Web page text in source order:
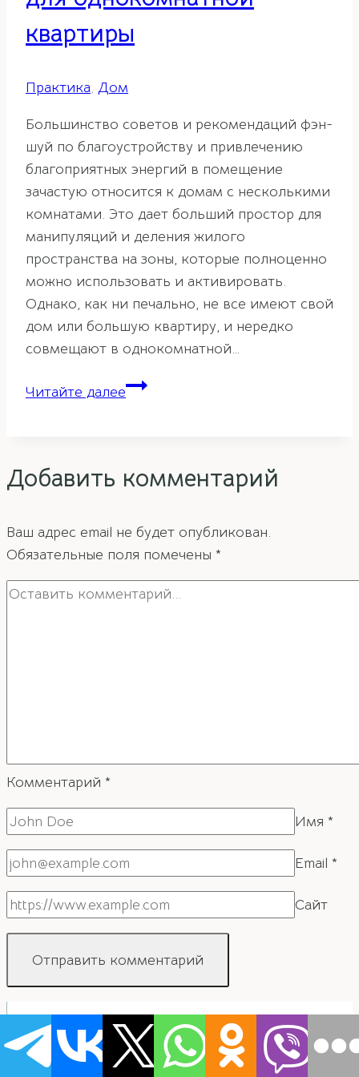
квартиры
Практика, Дом
Большинство советов и рекомендаций фэн-
шуй по благоустройству и привлечению
благоприятных энергий в помещение
зачастую относится к домам с несколькими
комнатами. Это дает больший простор для
манипуляций и деления жилого
пространства на зоны, которые полноценно
можно использовать и активировать.
Однако, как ни печально, не все имеют свой
дом или большую квартиру, и нередко
совмещают в однокомнатной…
Читайте далееРекомендации
однокомнатной
Добавить комментарий
Ваш адрес email не будет опубликован.
Обязательные поля помечены *
Комментарий *
Имя *
Email *
Сайт